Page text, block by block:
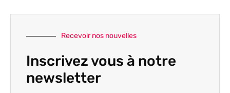
Recevoir nos nouvelles
Inscrivez vous à notre
newsletter